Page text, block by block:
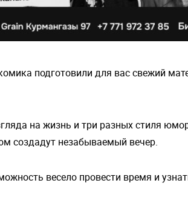
подготовили для вас свежий
на жизнь и три разных стиля
создадут незабываемый вечер.
весело провести время и